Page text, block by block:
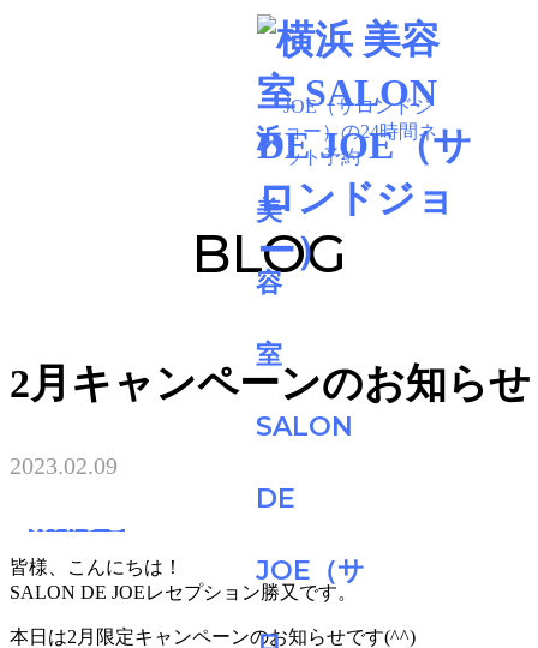
BLOG
2月キャンペーンのお知らせ
2023.02.09
皆様、こんにちは！
SALON DE JOEレセプション勝又です。
本日は2月限定キャンペーンのお知らせです(^^)